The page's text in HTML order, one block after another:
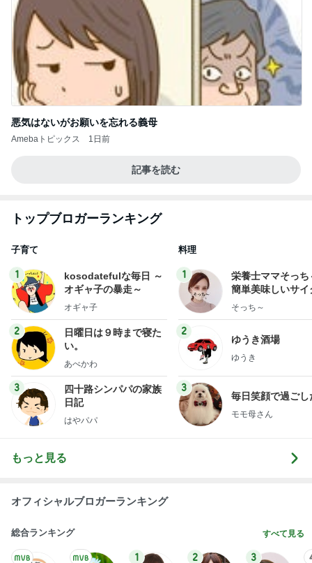
悪気はないがお願いを忘れる義母
Amebaトピックス 1日前
記事を読む
トップブロガーランキング
子育て
1
kosodatefulな毎日 ～
オギャ子の暴走～
オギャ子
2
日曜日は９時まで寝た
い。
あべかわ
3
四十路シンパパの家族
日記
はやパパ
料理
1
栄養士ママそっち
簡単美味しいサイ
献立
そっち～
2
ゆうき酒場
ゆうき
3
毎日笑顔で過ごし
モモ母さん
もっと見る
オフィシャルブロガーランキング
総合ランキング すべて見る
1 2 3